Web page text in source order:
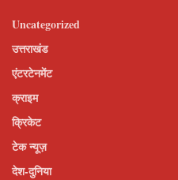
Uncategorized
उत्तराखंड
एंटरटेनमेंट
क्राइम
क्रिकेट
टेक न्यूज़
देश-दुनिया